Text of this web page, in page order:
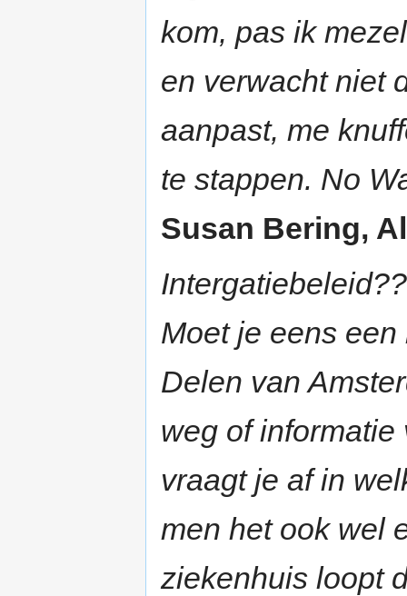
kom, pas ik
en verwacht niet
aanpast, me
te stappen. No
Susan Bering,
Moet je eens
Delen van
weg of
vraagt je af in
men het ook wel
ziekenhuis loopt